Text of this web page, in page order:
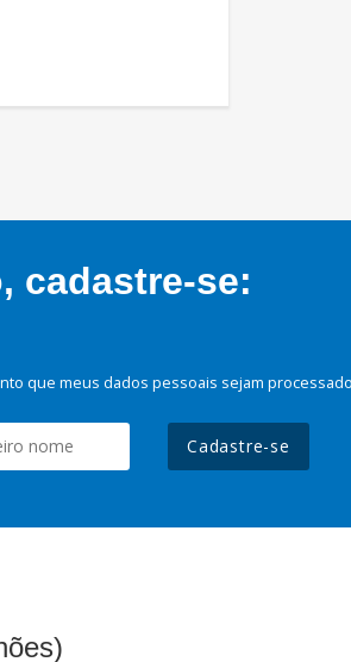
cadastre-se:
que meus dados pessoais sejam
Cadastre-se